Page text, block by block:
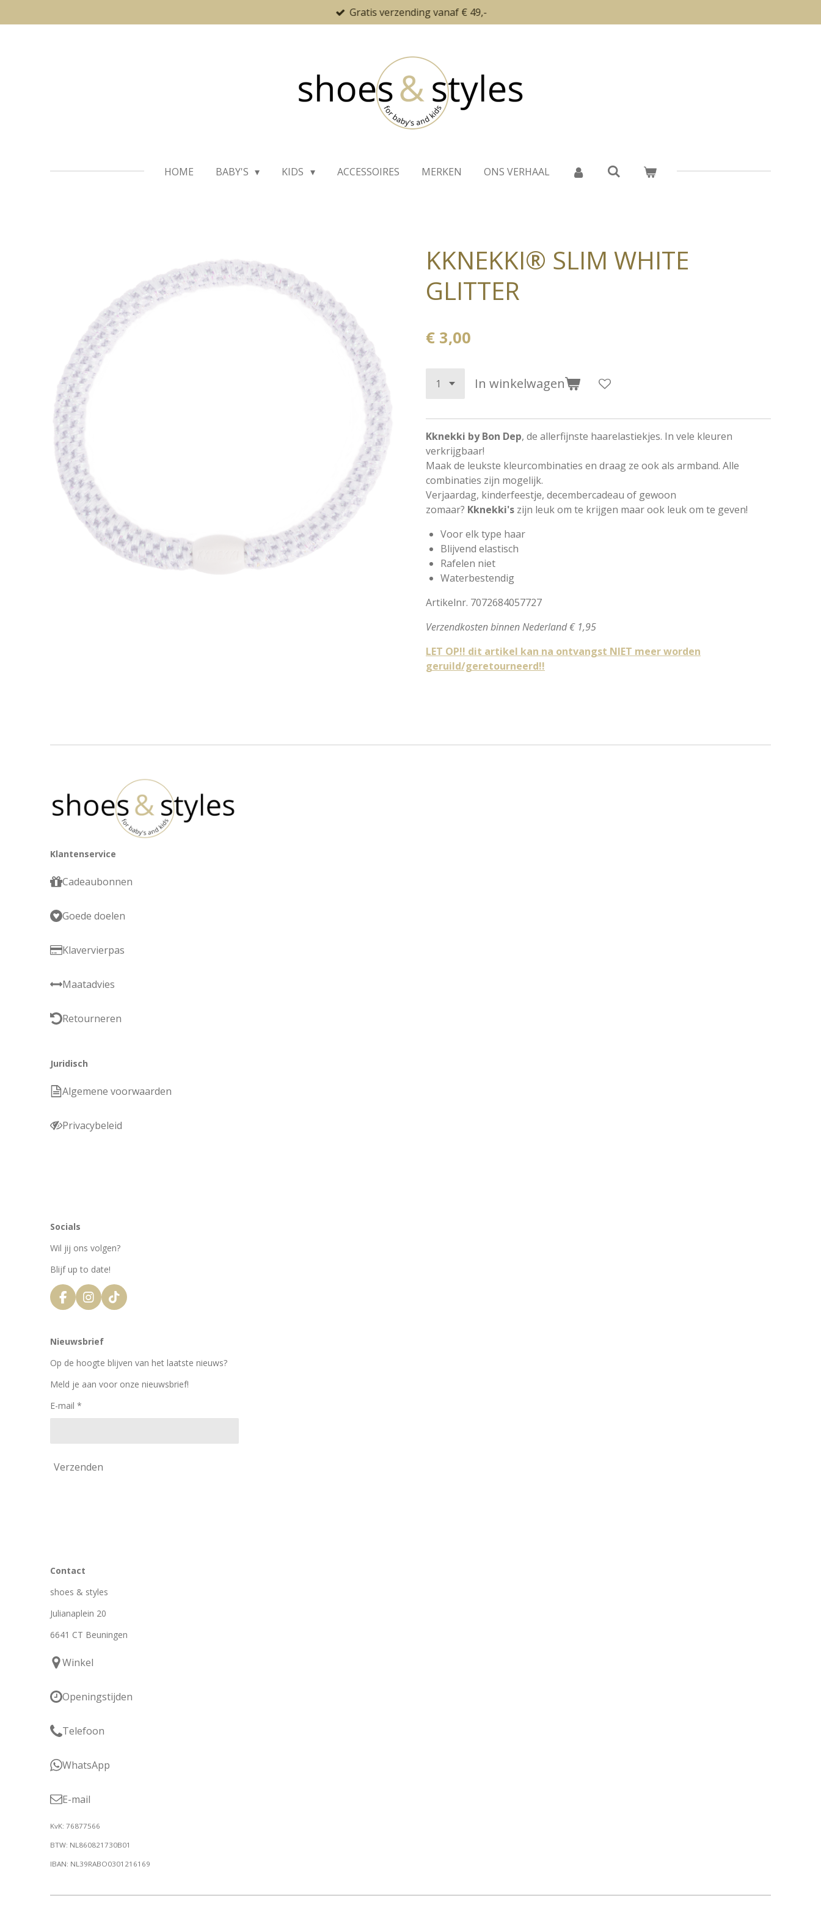
direct
Gratis verzending vanaf € 49,-
HOME BABY'S KIDS ACCESSOIRES MERKEN ONS VERHAAL
KKNEKKI® SLIM WHITE
GLITTER
€ 3,00
In winkelwagen
Kknekki by Bon Dep, de allerfijnste haarelastiekjes. In vele kleuren
verkrijgbaar!
Maak de leukste kleurcombinaties en draag ze ook als armband. Alle
combinaties zijn mogelijk.
Verjaardag, kinderfeestje, decembercadeau of gewoon
zomaar? Kknekki's zijn leuk om te krijgen maar ook leuk om te geven!
Voor elk type haar
Blijvend elastisch
Rafelen niet
Waterbestendig
Artikelnr. 7072684057727
Verzendkosten binnen Nederland € 1,95
LET OP!! dit artikel kan na ontvangst NIET meer worden
geruild/geretourneerd!!
Klantenservice
Cadeaubonnen
Goede doelen
Klavervierpas
Maatadvies
Retourneren
Juridisch
Algemene voorwaarden
Privacybeleid
Socials
Wil jij ons volgen?
Blijf up to date!
F
a
e
b
o
k
I
n
t
a
g
a
T
i
k
Nieuwsbrief
Op de hoogte blijven van het laatste nieuws?
Meld je aan voor onze nieuwsbrief!
E-mail *
Verzenden
Contact
shoes & styles
Julianaplein 20
6641 CT Beuningen
Winkel
Openingstijden
Telefoon
WhatsApp
E-mail
KvK: 76877566
BTW: NL860821730B01
IBAN: NL39RABO0301216169